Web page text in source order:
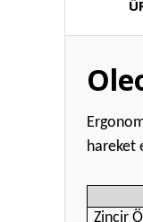
hareket
Zincir